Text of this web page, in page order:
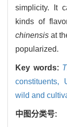
simplicity. It
kinds of
chinensis at
popularized.
Key words:
constituents,
wild and
中图分类号: